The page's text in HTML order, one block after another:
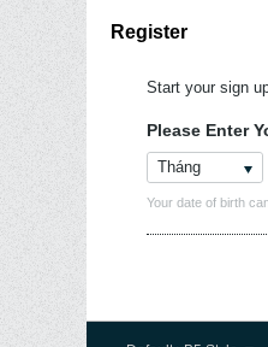
Register
Start your sign
Please Enter
Tháng
Your date of birth